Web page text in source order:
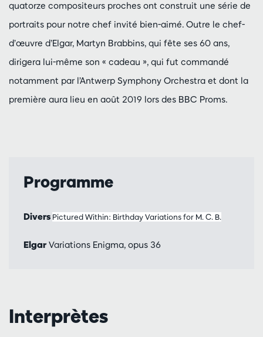
quatorze compositeurs proches ont construit une série de
portraits pour notre chef invité bien-aimé. Outre le chef-
d’œuvre d’Elgar, Martyn Brabbins, qui fête ses 60 ans,
dirigera lui-même son « cadeau », qui fut commandé
notamment par l’Antwerp Symphony Orchestra et dont la
première aura lieu en août 2019 lors des BBC Proms.
Programme
Divers Pictured Within: Birthday Variations for M. C. B.
Elgar Variations Enigma, opus 36
Interprètes